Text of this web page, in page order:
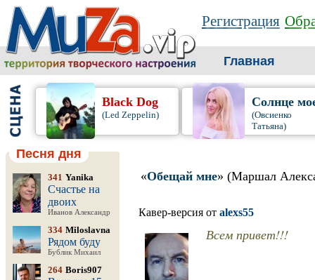
Регистрация
Главная
Black Dog
(Led Zeppelin)
Солнце
(Овсиенко
Татьяна)
Песня дня
341 Yanika
Счастье на
двоих
Иванов Александр
334 Miloslavna
Рядом буду
Бублик Михаил
264 Boris907
«Обещай мне» (Маршал
Кавер-версия от alexs55
Всем привет!!!